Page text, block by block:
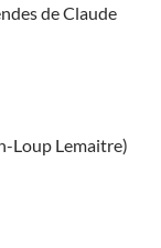
de Claude
Loup Lemaitre)